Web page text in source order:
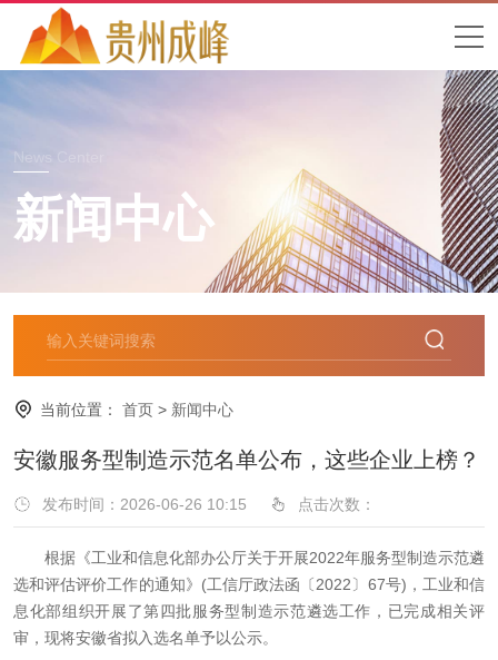
News Center
新闻中心
当前位置： 首页 > 新闻中心
安徽服务型制造示范名单公布，这些企业上榜？
发布时间：2026-06-26 10:15 点击次数：
根据《工业和信息化部办公厅关于开展2022年服务型制造示范遴
选和评估评价工作的通知》(工信厅政法函〔2022〕67号)，工业和信
息化部组织开展了第四批服务型制造示范遴选工作，已完成相关评
审，现将安徽省拟入选名单予以公示。